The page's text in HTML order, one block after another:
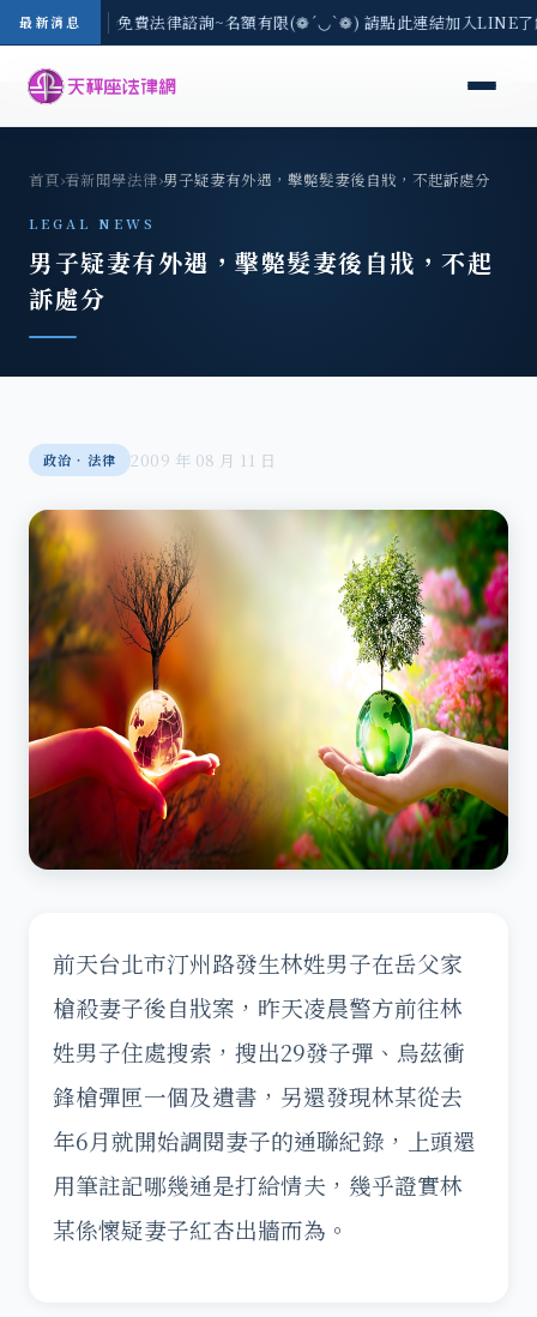
最新消息
-8/3(一) 現場免費法律諮詢~名額有限(❁´◡`❁) 請點此連結加入LINE
首頁›看新聞學法律›男子疑妻有外遇，擊斃髮妻後自戕，不起訴處分
LEGAL NEWS
男子疑妻有外遇，擊斃髮妻後自戕，不起
訴處分
政治‧法律 2009 年 08 月 11 日
前天台北市汀州路發生林姓男子在岳父家
槍殺妻子後自戕案，昨天凌晨警方前往林
姓男子住處搜索，搜出29發子彈、烏茲衝
鋒槍彈匣一個及遺書，另還發現林某從去
年6月就開始調閱妻子的通聯紀錄，上頭還
用筆註記哪幾通是打給情夫，幾乎證實林
某係懷疑妻子紅杏出牆而為。